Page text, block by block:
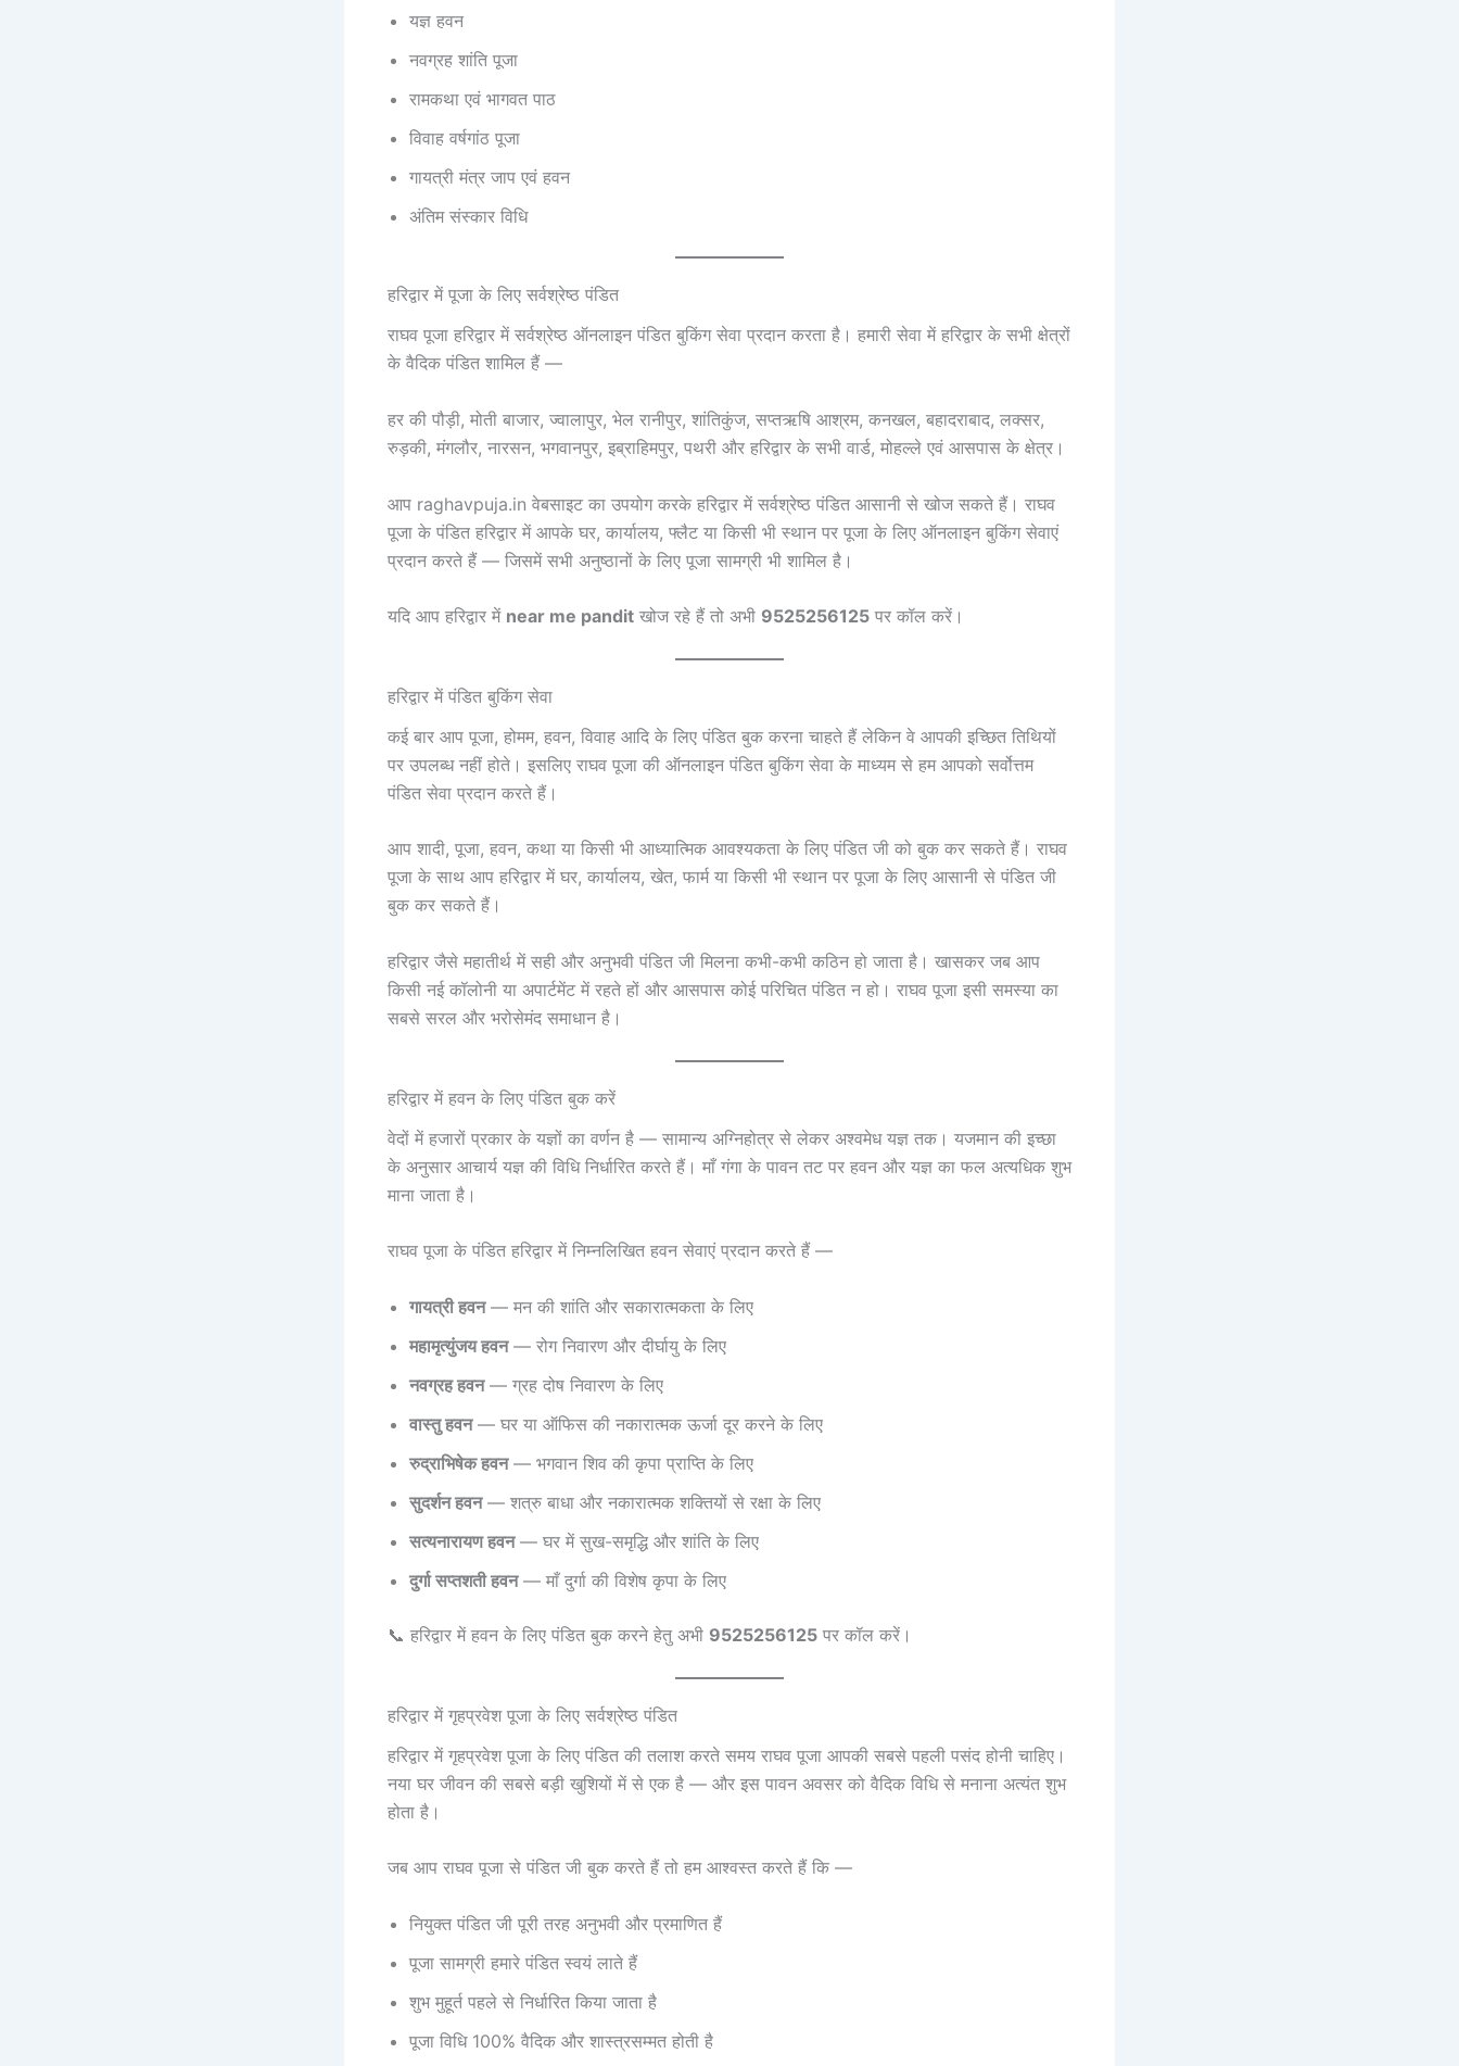
यज्ञ हवन
नवग्रह शांति पूजा
रामकथा एवं भागवत पाठ
विवाह वर्षगांठ पूजा
गायत्री मंत्र जाप एवं हवन
अंतिम संस्कार विधि
हरिद्वार में पूजा के लिए सर्वश्रेष्ठ पंडित
राघव पूजा हरिद्वार में सर्वश्रेष्ठ ऑनलाइन पंडित बुकिंग सेवा प्रदान करता है। हमारी सेवा में हरिद्वार के सभी क्षेत्रों
के वैदिक पंडित शामिल हैं —
हर की पौड़ी, मोती बाजार, ज्वालापुर, भेल रानीपुर, शांतिकुंज, सप्तऋषि आश्रम, कनखल, बहादराबाद, लक्सर,
रुड़की, मंगलौर, नारसन, भगवानपुर, इब्राहिमपुर, पथरी और हरिद्वार के सभी वार्ड, मोहल्ले एवं आसपास के क्षेत्र।
आप raghavpuja.in वेबसाइट का उपयोग करके हरिद्वार में सर्वश्रेष्ठ पंडित आसानी से खोज सकते हैं। राघव
पूजा के पंडित हरिद्वार में आपके घर, कार्यालय, फ्लैट या किसी भी स्थान पर पूजा के लिए ऑनलाइन बुकिंग सेवाएं
प्रदान करते हैं — जिसमें सभी अनुष्ठानों के लिए पूजा सामग्री भी शामिल है।
यदि आप हरिद्वार में near me pandit खोज रहे हैं तो अभी 9525256125 पर कॉल करें।
हरिद्वार में पंडित बुकिंग सेवा
कई बार आप पूजा, होमम, हवन, विवाह आदि के लिए पंडित बुक करना चाहते हैं लेकिन वे आपकी इच्छित तिथियों
पर उपलब्ध नहीं होते। इसलिए राघव पूजा की ऑनलाइन पंडित बुकिंग सेवा के माध्यम से हम आपको सर्वोत्तम
पंडित सेवा प्रदान करते हैं।
आप शादी, पूजा, हवन, कथा या किसी भी आध्यात्मिक आवश्यकता के लिए पंडित जी को बुक कर सकते हैं। राघव
पूजा के साथ आप हरिद्वार में घर, कार्यालय, खेत, फार्म या किसी भी स्थान पर पूजा के लिए आसानी से पंडित जी
बुक कर सकते हैं।
हरिद्वार जैसे महातीर्थ में सही और अनुभवी पंडित जी मिलना कभी-कभी कठिन हो जाता है। खासकर जब आप
किसी नई कॉलोनी या अपार्टमेंट में रहते हों और आसपास कोई परिचित पंडित न हो। राघव पूजा इसी समस्या का
सबसे सरल और भरोसेमंद समाधान है।
हरिद्वार में हवन के लिए पंडित बुक करें
वेदों में हजारों प्रकार के यज्ञों का वर्णन है — सामान्य अग्निहोत्र से लेकर अश्वमेध यज्ञ तक। यजमान की इच्छा
के अनुसार आचार्य यज्ञ की विधि निर्धारित करते हैं। माँ गंगा के पावन तट पर हवन और यज्ञ का फल अत्यधिक शुभ
माना जाता है।
राघव पूजा के पंडित हरिद्वार में निम्नलिखित हवन सेवाएं प्रदान करते हैं —
गायत्री हवन— मन की शांति और सकारात्मकता के लिए
महामृत्युंजय हवन— रोग निवारण और दीर्घायु के लिए
नवग्रह हवन— ग्रह दोष निवारण के लिए
वास्तु हवन— घर या ऑफिस की नकारात्मक ऊर्जा दूर करने के लिए
रुद्राभिषेक हवन— भगवान शिव की कृपा प्राप्ति के लिए
सुदर्शन हवन— शत्रु बाधा और नकारात्मक शक्तियों से रक्षा के लिए
सत्यनारायण हवन— घर में सुख-समृद्धि और शांति के लिए
दुर्गा सप्तशती हवन— माँ दुर्गा की विशेष कृपा के लिए
📞 हरिद्वार में हवन के लिए पंडित बुक करने हेतु अभी 9525256125 पर कॉल करें।
हरिद्वार में गृहप्रवेश पूजा के लिए सर्वश्रेष्ठ पंडित
हरिद्वार में गृहप्रवेश पूजा के लिए पंडित की तलाश करते समय राघव पूजा आपकी सबसे पहली पसंद होनी चाहिए।
नया घर जीवन की सबसे बड़ी खुशियों में से एक है — और इस पावन अवसर को वैदिक विधि से मनाना अत्यंत शुभ
होता है।
जब आप राघव पूजा से पंडित जी बुक करते हैं तो हम आश्वस्त करते हैं कि —
नियुक्त पंडित जी पूरी तरह अनुभवी और प्रमाणित हैं
पूजा सामग्री हमारे पंडित स्वयं लाते हैं
शुभ मुहूर्त पहले से निर्धारित किया जाता है
पूजा विधि 100% वैदिक और शास्त्रसम्मत होती है